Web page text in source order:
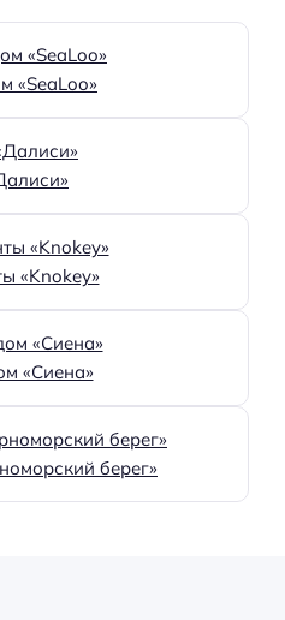
«SeaLoo»
«Knokey»
«Сиена»
берег»